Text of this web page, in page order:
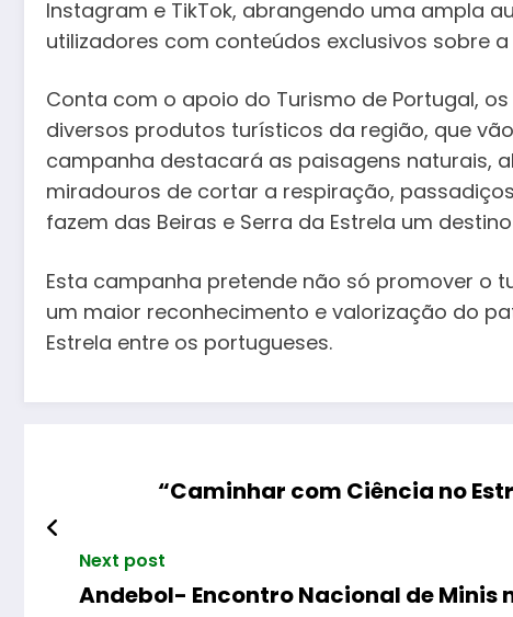
Instagram e TikTok, abrangendo uma ampla
utilizadores com conteúdos exclusivos sobre a
Conta com o apoio do Turismo de Portugal,
diversos produtos turísticos da região, que
campanha destacará as paisagens naturais,
miradouros de cortar a respiração,
fazem das Beiras e Serra da Estrela um
Esta campanha pretende não só promover o
um maior reconhecimento e valorização do
Estrela entre os portugueses.
“Caminhar com Ciência no
Next post
Andebol- Encontro Nacional de Minis